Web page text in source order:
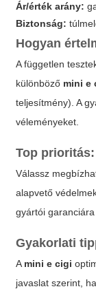
Ár/érték arány:
Biztonság:
Hogyan
A független
különböző mini e
teljesítmény). A
véleményeket.
Top
Válassz
alapvető
gyártói
Gyakorlati
A mini e cigi
javaslat szerint,